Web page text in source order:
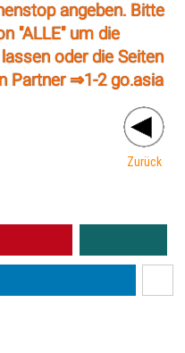
angeben. Bitte
"ALLE" um die
oder die Seiten
Partner ⇒1-2 go.asia
Zurück